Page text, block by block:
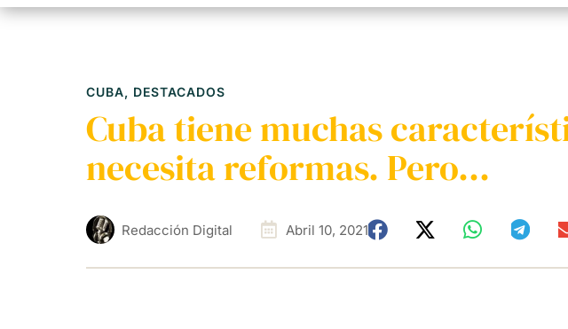
CUBA, DESTACADOS
Cuba tiene muchas
necesita reformas. Pero…
Redacción Digital Abril 10, 2021